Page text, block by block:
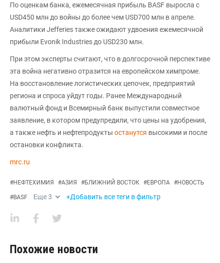
По оценкам банка, ежемесячная прибыль BASF выросла с
USD450 млн до войны до более чем USD700 млн в апреле.
Аналитики Jefferies также ожидают удвоения ежемесячной
прибыли Evonik Industries до USD230 млн.
При этом эксперты считают, что в долгосрочной перспективе
эта война негативно отразится на европейском химпроме.
На восстановление логистических цепочек, предприятий
региона и спроса уйдут годы. Ранее Международный
валютный фонд и Всемирный банк выпустили совместное
заявление, в котором предупредили, что цены на удобрения,
а также нефть и нефтепродукты останутся высокими и после
остановки конфликта.
mrc.ru
#НЕФТЕХИМИЯ #АЗИЯ #БЛИЖНИЙ ВОСТОК #ЕВРОПА #НОВОСТЬ
#BASF Еще3 +Добавить все теги в фильтр
Похожие новости